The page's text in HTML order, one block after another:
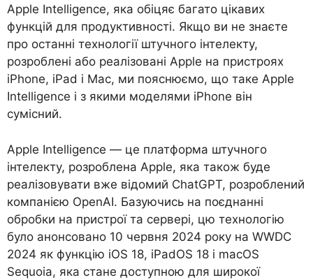
Apple Intelligence, яка обіцяє багато цікавих
функцій для продуктивності. Якщо ви не знаєте
про останні технології штучного інтелекту,
розроблені або реалізовані Apple на пристроях
iPhone, iPad і Mac, ми пояснюємо, що таке Apple
Intelligence і з якими моделями iPhone він
сумісний.
Apple Intelligence — це платформа штучного
інтелекту, розроблена Apple, яка також буде
реалізовувати вже відомий ChatGPT, розроблений
компанією OpenAI. Базуючись на поєднанні
обробки на пристрої та сервері, цю технологію
було анонсовано 10 червня 2024 року на WWDC
2024 як функцію iOS 18, iPadOS 18 і macOS
Sequoia, яка стане доступною для широкої